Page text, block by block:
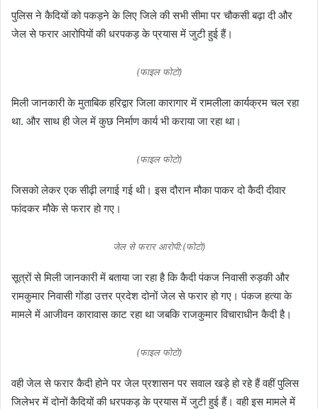
पुलिस ने कैदियों को पकड़ने के लिए जिले की सभी सीमा पर चौकसी बढ़ा दी और
जेल से फरार आरोपियों की धरपकड़ के प्रयास में जुटी हुई हैं।
(फाइल फोटो)
मिली जानकारी के मुताबिक हरिद्वार जिला कारागार में रामलीला कार्यक्रम चल रहा
था. और साथ ही जेल में कुछ निर्माण कार्य भी कराया जा रहा था।
(फाइल फोटो)
जिसको लेकर एक सीढ़ी लगाई गई थी। इस दौरान मौका पाकर दो कैदी दीवार
फांदकर मौके से फरार हो गए।
जेल से फरार आरोपी:(फोटो)
सूत्रों से मिली जानकारी में बताया जा रहा है कि कैदी पंकज निवासी रुड़की और
रामकुमार निवासी गोंडा उत्तर प्रदेश दोनों जेल से फरार हो गए। पंकज हत्या के
मामले में आजीवन कारावास काट रहा था जबकि राजकुमार विचाराधीन कैदी है।
(फाइल फोटो)
वही जेल से फरार कैदी होने पर जेल प्रशासन पर सवाल खड़े हो रहे हैं वहीं पुलिस
जिलेभर में दोनों कैदियों की धरपकड़ के प्रयास में जुटी हुई हैं। वही इस मामले में